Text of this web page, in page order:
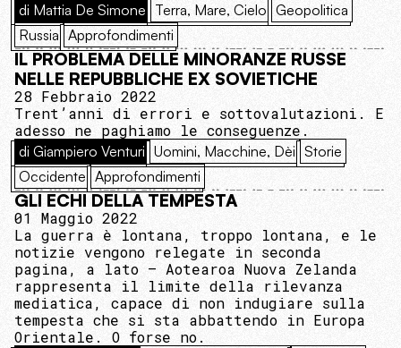
di Mattia De Simone Terra, Mare, Cielo Geopolitica
Russia Approfondimenti
IL PROBLEMA DELLE MINORANZE RUSSE
NELLE REPUBBLICHE EX SOVIETICHE
28 Febbraio 2022
Trent’anni di errori e sottovalutazioni. E
adesso ne paghiamo le conseguenze.
di Giampiero Venturi Uomini, Macchine, Dèi Storie
Occidente Approfondimenti
GLI ECHI DELLA TEMPESTA
01 Maggio 2022
La guerra è lontana, troppo lontana, e le
notizie vengono relegate in seconda
pagina, a lato – Aotearoa Nuova Zelanda
rappresenta il limite della rilevanza
mediatica, capace di non indugiare sulla
tempesta che si sta abbattendo in Europa
Orientale. O forse no.